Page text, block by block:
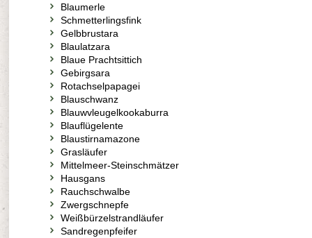
Blaumerle
Schmetterlingsfink
Gelbbrustara
Blaulatzara
Blaue Prachtsittich
Gebirgsara
Rotachselpapagei
Blauschwanz
Blauwvleugelkookaburra
Blauflügelente
Blaustirnamazone
Grasläufer
Mittelmeer-Steinschmätzer
Hausgans
Rauchschwalbe
Zwergschnepfe
Weißbürzelstrandläufer
Sandregenpfeifer